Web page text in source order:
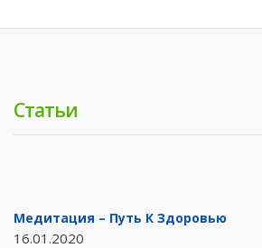
Статьи
Медитация – Путь К Здоровью
16.01.2020